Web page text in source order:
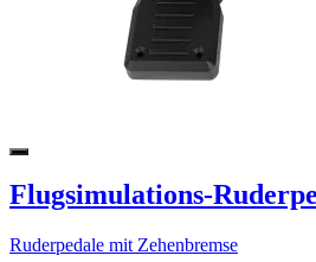
Flugsimulations-
Ruderpedale mit Zehenbremse